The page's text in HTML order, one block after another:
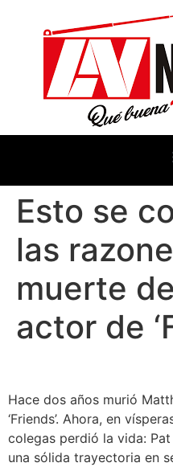
Esto se
las
muerte
actor de
Hace dos años murió
‘Friends’. Ahora, en
colegas perdió la vida:
una sólida trayectoria en